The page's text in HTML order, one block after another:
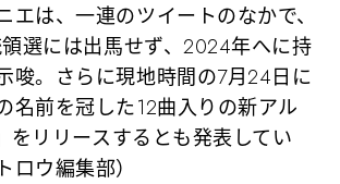
は、一連のツイートのなかで、
選には出馬せず、2024年へに持
唆。さらに現地時間の7月24日に
名前を冠した12曲入りの新アル
をリリースするとも発表してい
ロウ編集部）